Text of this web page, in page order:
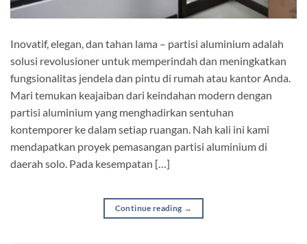
Inovatif, elegan, dan tahan lama – partisi aluminium adalah
solusi revolusioner untuk memperindah dan meningkatkan
fungsionalitas jendela dan pintu di rumah atau kantor Anda.
Mari temukan keajaiban dari keindahan modern dengan
partisi aluminium yang menghadirkan sentuhan
kontemporer ke dalam setiap ruangan. Nah kali ini kami
mendapatkan proyek pemasangan partisi aluminium di
daerah solo. Pada kesempatan […]
Continue reading →